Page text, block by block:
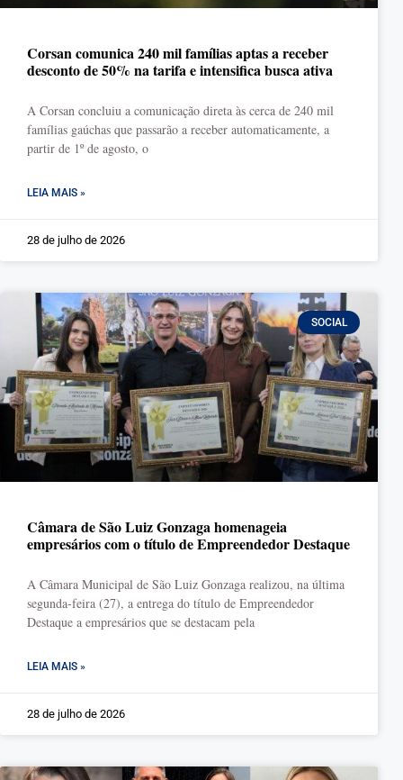
Corsan comunica 240 mil famílias aptas a receber
desconto de 50% na tarifa e intensifica busca ativa
A Corsan concluiu a comunicação direta às cerca de 240 mil
famílias gaúchas que passarão a receber automaticamente, a
partir de 1º de agosto, o
LEIA MAIS »
28 de julho de 2026
SOCIAL
Câmara de São Luiz Gonzaga homenageia
empresários com o título de Empreendedor Destaque
A Câmara Municipal de São Luiz Gonzaga realizou, na última
segunda-feira (27), a entrega do título de Empreendedor
Destaque a empresários que se destacam pela
LEIA MAIS »
28 de julho de 2026